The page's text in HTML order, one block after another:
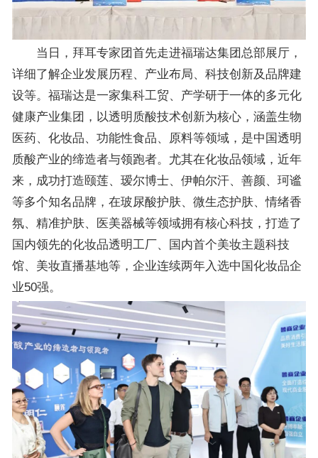
当日，拜耳专家团首先走进福瑞达集团总部展厅，
详细了解企业发展历程、产业布局、科技创新及品牌建
设等。福瑞达是一家集科工贸、产学研于一体的多元化
健康产业集团，以透明质酸技术创新为核心，涵盖生物
医药、化妆品、功能性食品、原料等领域，是中国透明
质酸产业的缔造者与领跑者。尤其在化妆品领域，近年
来，成功打造颐莲、瑷尔博士、伊帕尔汗、善颜、珂谧
等多个知名品牌，在玻尿酸护肤、微生态护肤、情绪香
氛、精准护肤、医美器械等领域拥有核心科技，打造了
国内领先的化妆品透明工厂、国内首个美妆主题科技
馆、美妆直播基地等，企业连续两年入选中国化妆品企
业50强。